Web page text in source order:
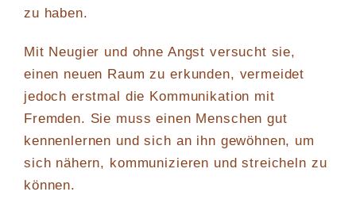
zu haben.
Mit Neugier und ohne Angst versucht sie,
einen neuen Raum zu erkunden, vermeidet
jedoch erstmal die Kommunikation mit
Fremden. Sie muss einen Menschen gut
kennenlernen und sich an ihn gewöhnen, um
sich nähern, kommunizieren und streicheln zu
können.